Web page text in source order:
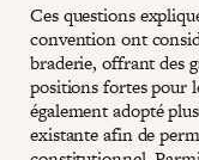
Ces questions
convention ont
braderie, offrant des
positions fortes pour
également adopté
existante afin de